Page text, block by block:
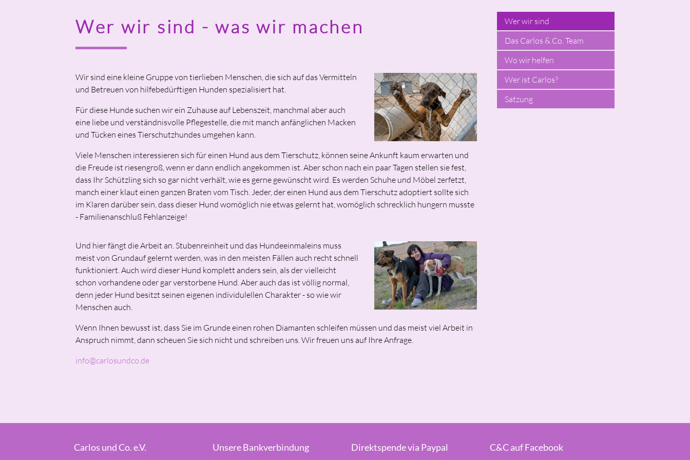
Wer wir sind - was wir machen
Wir sind eine kleine Gruppe von tierlieben Menschen, die sich auf das Vermitteln
und Betreuen von hilfebedürftigen Hunden spezialisiert hat.
Für diese Hunde suchen wir ein Zuhause auf Lebenszeit, manchmal aber auch
eine liebe und verständnisvolle Pflegestelle, die mit manch anfänglichen Macken
und Tücken eines Tierschutzhundes umgehen kann.
Viele Menschen interessieren sich für einen Hund aus dem Tierschutz, können seine Ankunft kaum erwarten und
die Freude ist riesengroß, wenn er dann endlich angekommen ist. Aber schon nach ein paar Tagen stellen sie fest,
dass Ihr Schützling sich so gar nicht verhält, wie es gerne gewünscht wird. Es werden Schuhe und Möbel zerfetzt,
manch einer klaut einen ganzen Braten vom Tisch. Jeder, der einen Hund aus dem Tierschutz adoptiert sollte sich
im Klaren darüber sein, dass dieser Hund womöglich nie etwas gelernt hat, womöglich schrecklich hungern musste
- Familienanschluß Fehlanzeige!
Und hier fängt die Arbeit an. Stubenreinheit und das Hundeeinmaleins muss
meist von Grundauf gelernt werden, was in den meisten Fällen auch recht schnell
funktioniert. Auch wird dieser Hund komplett anders sein, als der vielleicht
schon vorhandene oder gar verstorbene Hund. Aber auch das ist völlig normal,
denn jeder Hund besitzt seinen eigenen individulellen Charakter - so wie wir
Menschen auch.
Wenn Ihnen bewusst ist, dass Sie im Grunde einen rohen Diamanten schleifen müssen und das meist viel Arbeit in
Anspruch nimmt, dann scheuen Sie sich nicht und schreiben uns. Wir freuen uns auf Ihre Anfrage.
info@carlosundco.de
Wer wir sind
Das Carlos & Co. Team
Wo wir helfen
Wer ist Carlos?
Satzung
Carlos und Co. e.V. Unsere Bankverbindung Direktspende via Paypal C&C auf Facebook